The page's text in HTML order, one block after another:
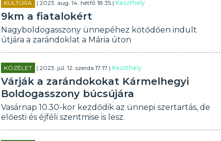
KULTÚRA | 2023. aug. 14. hétfő 18:35 |Keszthely
9km a fiatalokért
Nagyboldogasszony ünnepéhez kötődően indult
útjára a zarándoklat a Mária úton
KÖZÉLET | 2023. júl. 12. szerda 17:17 |Keszthely
Várják a zarándokokat Kármelhegyi
Boldogasszony búcsújára
Vasárnap 10.30-kor kezdődik az ünnepi szertartás, de
előesti és éjféli szentmise is lesz.